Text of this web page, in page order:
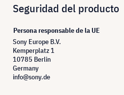
Seguridad del producto
Persona responsable de la UE
Sony Europe B.V.
Kemperplatz 1
10785 Berlin
Germany
info@sony.de